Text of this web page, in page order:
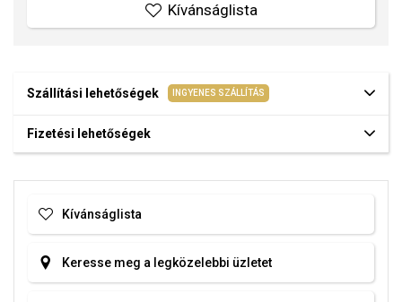
Kívánságlista
Szállítási lehetőségek INGYENES SZÁLLÍTÁS
Fizetési lehetőségek
Kívánságlista
Keresse meg a legközelebbi üzletet